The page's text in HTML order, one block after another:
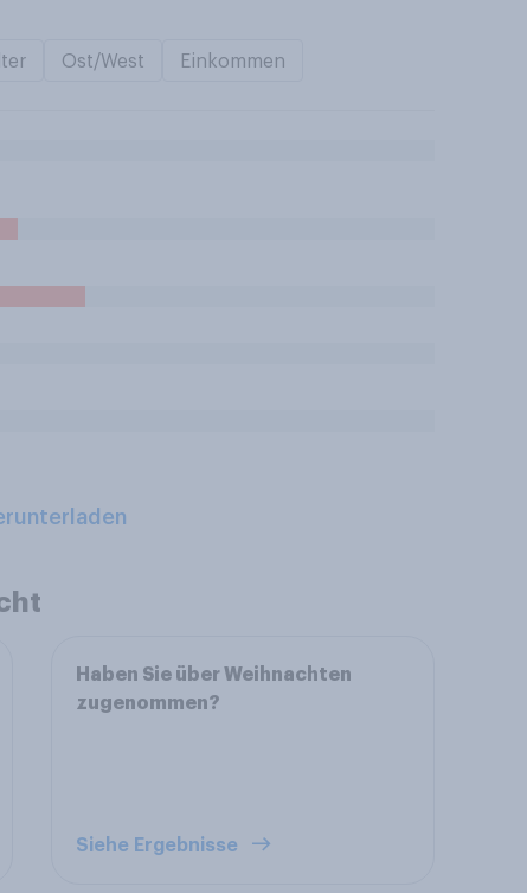
Ost/West Einkommen
Haben Sie über Weihnachten
zugenommen?
Siehe Ergebnisse